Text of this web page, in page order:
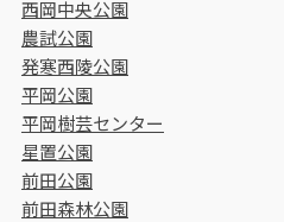
西岡中央公園
農試公園
発寒西陵公園
平岡公園
平岡樹芸センター
星置公園
前田公園
前田森林公園